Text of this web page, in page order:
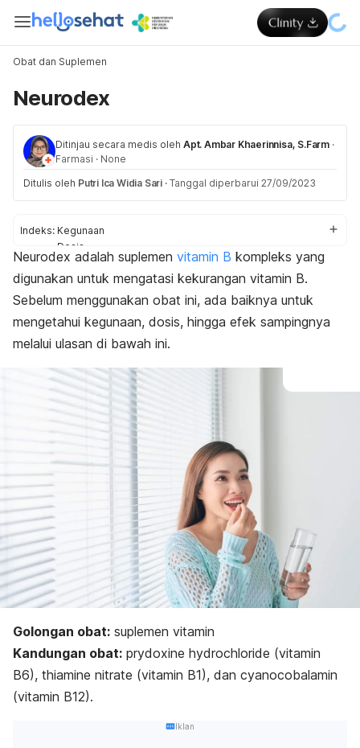
Obat dan Suplemen
Neurodex
Ditinjau secara medis oleh Apt. Ambar Khaerinnisa, S.Farm ·
Farmasi · None
Ditulis oleh Putri Ica Widia Sari · Tanggal diperbarui 27/09/2023
Indeks: Kegunaan
Dosis
Efek samping
Peringatan dan perhatian
Efek pada ibu hamil dan menyusui
Interaksi obat
Neurodex adalah suplemen vitamin B kompleks yang
digunakan untuk mengatasi kekurangan vitamin B.
Sebelum menggunakan obat ini, ada baiknya untuk
mengetahui kegunaan, dosis, hingga efek sampingnya
melalui ulasan di bawah ini.
Golongan obat: suplemen vitamin
Kandungan obat: prydoxine hydrochloride (vitamin
B6), thiamine nitrate (vitamin B1), dan cyanocobalamin
(vitamin B12).
Iklan